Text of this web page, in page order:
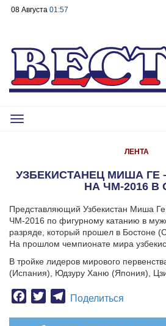
08 Августа 01:57
Toggle
ЛЕНТА
УЗБЕКИСТАНЕЦ МИША ГЕ
НА ЧМ-2016 В
Представляющий Узбекистан Миша
ЧМ-2016 по фигурному катанию в
разряде, который прошел в Бостоне
На прошлом чемпионате мира
В тройке лидеров мирового
(Испания), Юдзуру Ханю (Япония),
Facebook
TwitterTelegram
Поделиться